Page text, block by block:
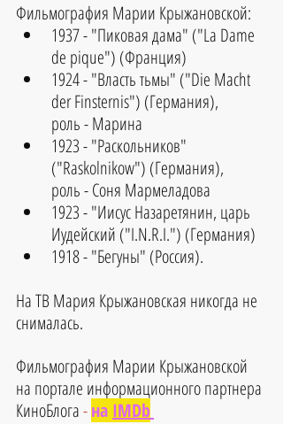
Фильмография Марии Крыжановской:
1937 - "Пиковая дама" ("La Dame
de pique") (Франция)
1924 - "Власть тьмы" ("Die Macht
der Finsternis") (Германия),
роль - Марина
1923 - "Раскольников"
("Raskolnikow") (Германия),
роль - Соня Мармеладова
1923 - "Иисус Назаретянин, царь
Иудейский ("I.N.R.I.") (Германия)
1918 - "Бегуны" (Россия).
На ТВ Мария Крыжановская никогда не
снималась.
Фильмография Марии Крыжановской
на портале информационного партнера
КиноБлога -на IMDb